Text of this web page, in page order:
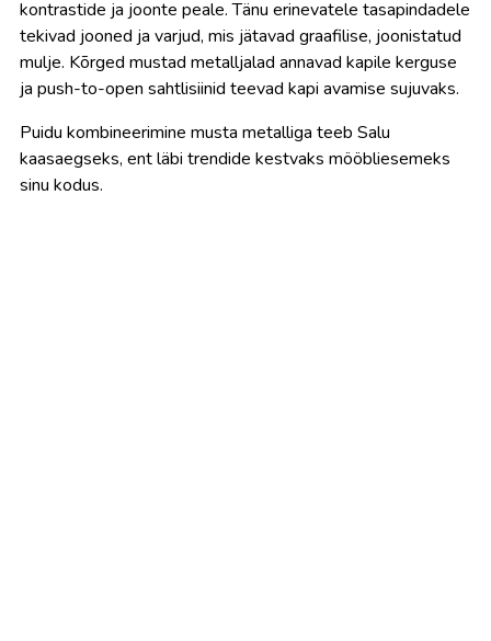
kontrastide ja joonte peale. Tänu erinevatele tasapindadele
tekivad jooned ja varjud, mis jätavad graafilise, joonistatud
mulje. Kõrged mustad metalljalad annavad kapile kerguse
ja push-to-open sahtlisiinid teevad kapi avamise sujuvaks.
Puidu kombineerimine musta metalliga teeb Salu
kaasaegseks, ent läbi trendide kestvaks mööbliesemeks
sinu kodus.